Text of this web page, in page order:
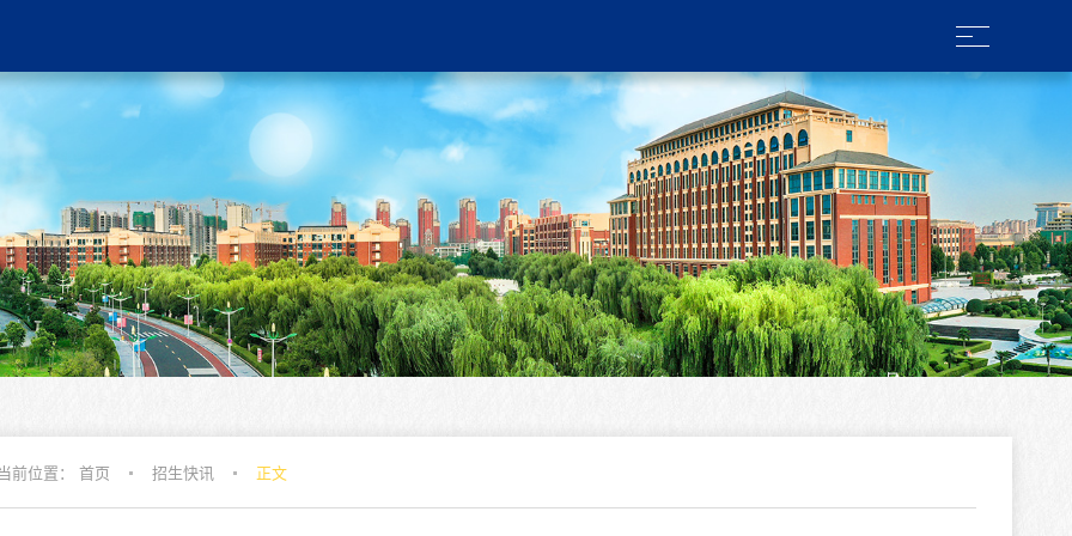
前位置： 首页 招生快讯 正文